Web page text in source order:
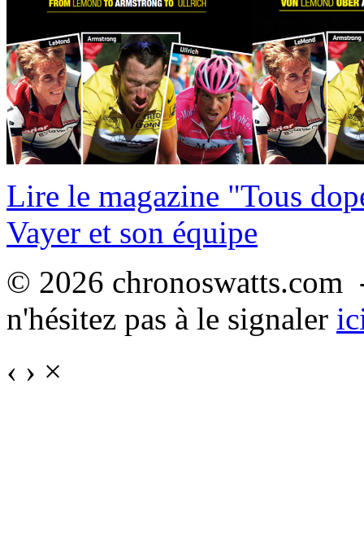
Lire le magazine "Tous
Vayer et son équipe
© 2026
n'hésitez pas à le signaler
‹ › ×